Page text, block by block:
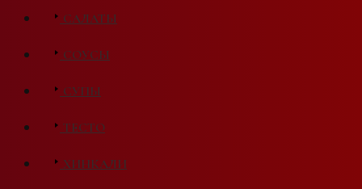
САЛАТЫ
СОУСЫ
СУПЫ
ТЕСТО
ХИНКАЛИ